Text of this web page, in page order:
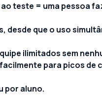
teste = uma pessoa
desde que o uso
ilimitados sem
para picos
por aluno.